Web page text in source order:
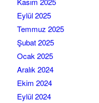
Eylül 2025
Temmuz 2025
Şubat 2025
Ocak 2025
Aralık 2024
Ekim 2024
Eylül 2024